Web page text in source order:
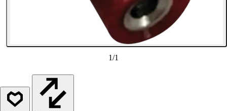
1/1